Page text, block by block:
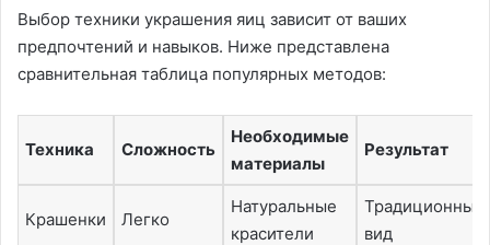
Выбор техники украшения яиц зависит от ваших
предпочтений и навыков. Ниже представлена
сравнительная таблица популярных методов:
Техника Сложность
Необходимые
материалы
Результат
Крашенки Легко
Натуральные
красители
Традиционный
вид